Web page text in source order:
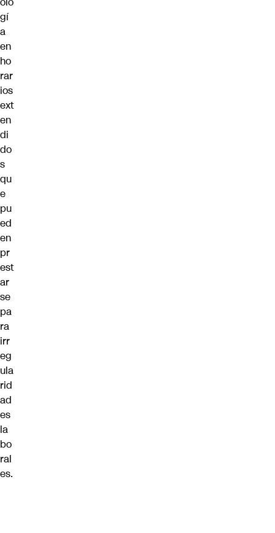
gí
a
en
ho
rar
ios
ext
en
di
do
s
qu
e
pu
ed
en
pr
est
ar
se
pa
ra
irr
eg
ula
rid
ad
es
la
bo
ral
es.